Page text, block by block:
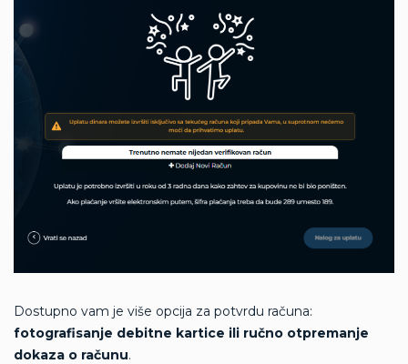
Dostupno vam je više opcija za potvrdu računa:
fotografisanje debitne kartice ili ručno otpremanje
dokaza o računu.